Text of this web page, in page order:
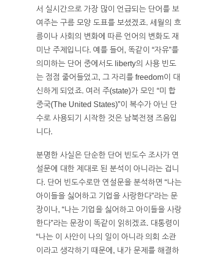
서 실시간으로 가장 많이 언급되는 단어를 보
여주는 구름 모양 도표를 보셨겠죠. 세월의 흐
름이나 사회의 변화에 따른 언어의 변화도 재
미난 주제입니다. 예를 들어, 똑같이 “자유”를
의미하는 단어 중에서도 liberty의 사용 빈도
는 점점 줄어들었고, 그 자리를 freedom이 대
신하게 되었죠. 여러 주(state)가 모인 “미 합
중국(The United States)”이 복수가 아닌 단
수로 사용되기 시작한 것은 남북전쟁 즈음입
니다.
분명한 사실은 단순한 단어 빈도수 조사가 연
설문에 대한 제대로 된 분석이 아니라는 겁니
다. 단어 빈도수로만 연설문을 분석하면 “나는
아이들을 싫어하고 기업을 사랑한다”라는 문
장이나, “나는 기업을 싫어하고 아이들을 사랑
한다”라는 문장이 똑같이 읽히겠죠. 대통령이
“나는 이 사안이 나의 일이 아니라 의회 소관
이라고 생각하기 때문에, 내가 문제를 해결하